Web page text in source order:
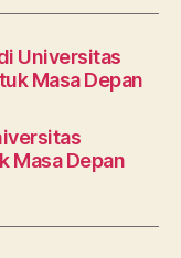
Universitas
Masa Depan
Masa Depan